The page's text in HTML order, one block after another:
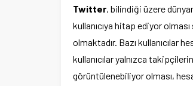
Twitter, bilindiği üzere
kullanıcıya hitap ediyor
olmaktadır. Bazı kullanıcılar
kullanıcılar yalnızca
görüntülenebiliyor olması,